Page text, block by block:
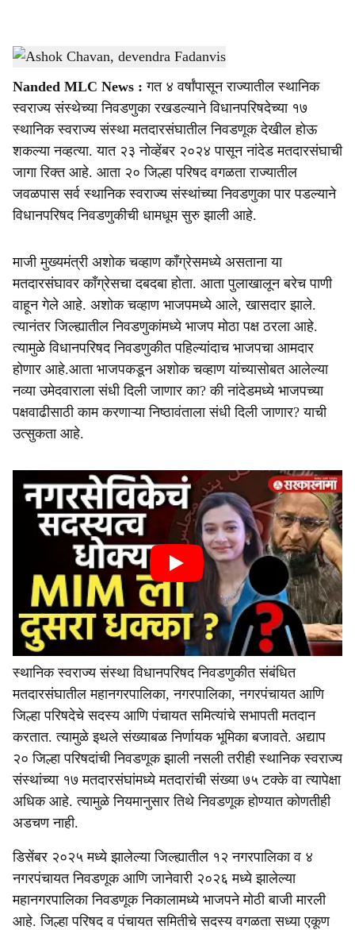
a
r
e
Ashok Chavan, devendra Fadanvis-Sarkarnama
Nanded MLC News : गत ४ वर्षांपासून राज्यातील स्थानिक
स्वराज्य संस्थेच्या निवडणुका रखडल्याने विधानपरिषदेच्या १७
स्थानिक स्वराज्य संस्था मतदारसंघातील निवडणूक देखील होऊ
शकल्या नव्हत्या. यात २३ नोव्हेंबर २०२४ पासून नांदेड मतदारसंघाची
जागा रिक्त आहे. आता २० जिल्हा परिषद वगळता राज्यातील
जवळपास सर्व स्थानिक स्वराज्य संस्थांच्या निवडणुका पार पडल्याने
विधानपरिषद निवडणुकीची धामधूम सुरु झाली आहे.
माजी मुख्यमंत्री अशोक चव्हाण काँग्रेसमध्ये असताना या
मतदारसंघावर काँग्रेसचा दबदबा होता. आता पुलाखालून बरेच पाणी
वाहून गेले आहे. अशोक चव्हाण भाजपमध्ये आले, खासदार झाले.
त्यानंतर जिल्ह्यातील निवडणुकांमध्ये भाजप मोठा पक्ष ठरला आहे.
त्यामुळे विधानपरिषद निवडणुकीत पहिल्यांदाच भाजपचा आमदार
होणार आहे.आता भाजपकडून अशोक चव्हाण यांच्यासोबत आलेल्या
नव्या उमेदवाराला संधी दिली जाणार का? की नांदेडमध्ये भाजपच्या
पक्षवाढीसाठी काम करणाऱ्या निष्ठावंताला संधी दिली जाणार? याची
उत्सुकता आहे.
स्थानिक स्वराज्य संस्था विधानपरिषद निवडणुकीत संबंधित
मतदारसंघातील महानगरपालिका, नगरपालिका, नगरपंचायत आणि
जिल्हा परिषदेचे सदस्य आणि पंचायत समित्यांचे सभापती मतदान
करतात. त्यामुळे इथले संख्याबळ निर्णायक भूमिका बजावते. अद्याप
२० जिल्हा परिषदांची निवडणूक झाली नसली तरीही स्थानिक स्वराज्य
संस्थांच्या १७ मतदारसंघांमध्ये मतदारांची संख्या ७५ टक्के वा त्यापेक्षा
अधिक आहे. त्यामुळे नियमानुसार तिथे निवडणूक होण्यात कोणतीही
अडचण नाही.
डिसेंबर २०२५ मध्ये झालेल्या जिल्ह्यातील १२ नगरपालिका व ४
नगरपंचायत निवडणूक आणि जानेवारी २०२६ मध्ये झालेल्या
महानगरपालिका निवडणूक निकालामध्ये भाजपने मोठी बाजी मारली
आहे. जिल्हा परिषद व पंचायत समितीचे सदस्य वगळता सध्या एकूण